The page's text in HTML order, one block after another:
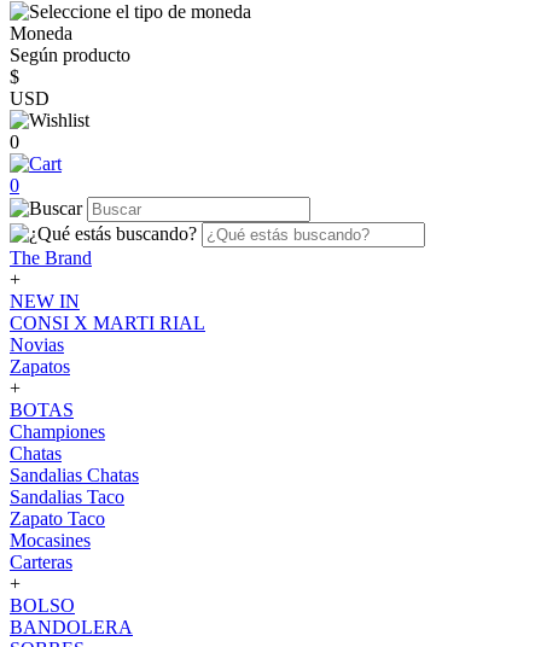
Moneda
Según producto
$
USD
0
0
The Brand
+
NEW IN
CONSI X MARTI RIAL
Novias
Zapatos
+
BOTAS
Championes
Chatas
Sandalias Chatas
Sandalias Taco
Zapato Taco
Mocasines
Carteras
+
BOLSO
BANDOLERA